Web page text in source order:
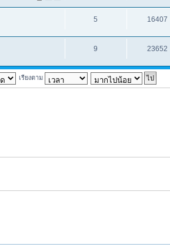
5 16407
9 23652
เรียงตาม